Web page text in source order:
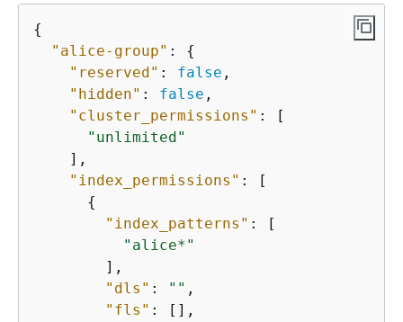
{
"alice-group" : {
"reserved" : false ,
"hidden" : false ,
"cluster_permissions" : [
"unlimited"
    ],
"index_permissions" : [
{
"index_patterns" : [
"alice*"
        ],
"dls" : "" ,
"fls" : [],